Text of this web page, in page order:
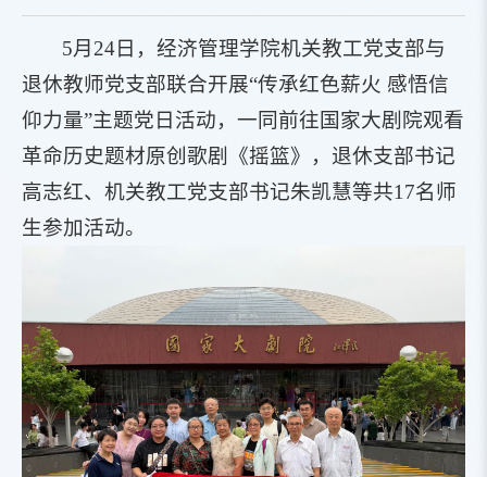
5月24日，经济管理学院机关教工党支部与
退休教师党支部联合开展“传承红色薪火 感悟信
仰力量”主题党日活动，一同前往国家大剧院观看
革命历史题材原创歌剧《摇篮》，退休支部书记
高志红、机关教工党支部书记朱凯慧等共17名师
生参加活动。